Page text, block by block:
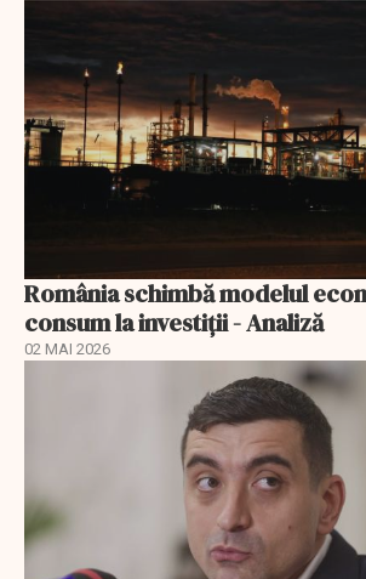
România schimbă modelul
consum la investiții - Analiză
02 MAI 2026